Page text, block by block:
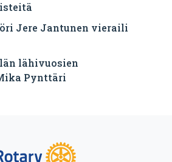
Jere Jantunen vieraili
lähivuosien
Pynttäri